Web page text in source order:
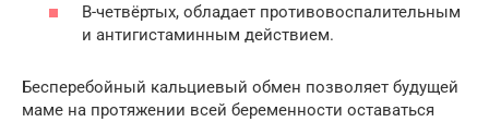
В-четвёртых, обладает противовоспалительным
и антигистаминным действием.
Бесперебойный кальциевый обмен позволяет будущей
маме на протяжении всей беременности оставаться